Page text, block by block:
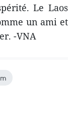
Le Laos
un ami et
-VNA